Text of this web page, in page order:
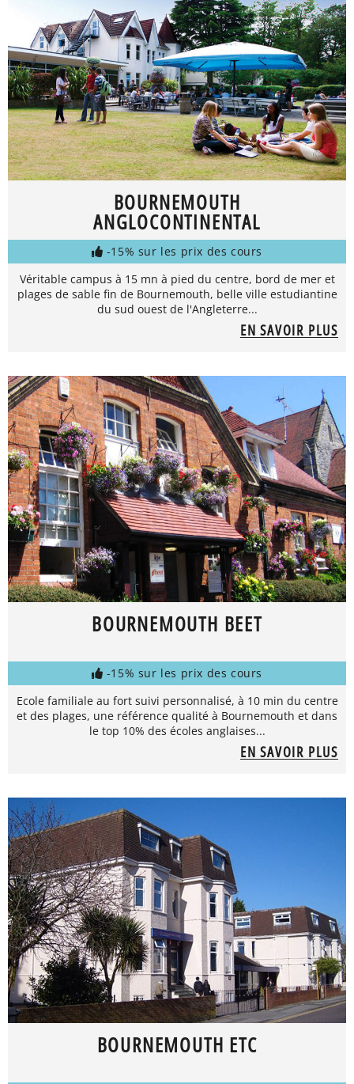
BOURNEMOUTH
ANGLOCONTINENTAL
-15% sur les prix des cours
Véritable campus à 15 mn à pied du centre, bord de mer et
plages de sable fin de Bournemouth, belle ville estudiantine
du sud ouest de l'Angleterre...
EN SAVOIR PLUS
BOURNEMOUTH BEET
-15% sur les prix des cours
Ecole familiale au fort suivi personnalisé, à 10 min du centre
et des plages, une référence qualité à Bournemouth et dans
le top 10% des écoles anglaises...
EN SAVOIR PLUS
BOURNEMOUTH ETC